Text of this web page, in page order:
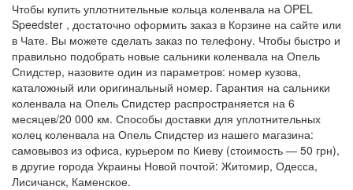
Чтобы купить уплотнительные кольца коленвала на OPEL
Speedster , достаточно оформить заказ в Корзине на сайте или
в Чате. Вы можете сделать заказ по телефону. Чтобы быстро и
правильно подобрать новые сальники коленвала на Опель
Спидстер, назовите один из параметров: номер кузова,
каталожный или оригинальный номер. Гарантия на сальники
коленвала на Опель Спидстер распространяется на 6
месяцев/20 000 км. Способы доставки для уплотнительных
колец коленвала на Опель Спидстер из нашего магазина:
самовывоз из офиса, курьером по Киеву (стоимость — 50 грн),
в другие города Украины Новой почтой: Житомир, Одесса,
Лисичанск, Каменское.